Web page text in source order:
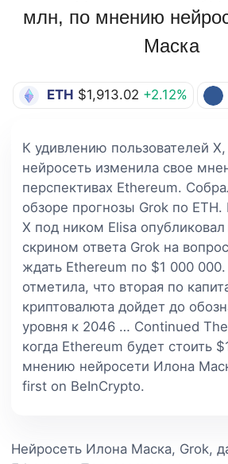
млн, по мнению
Маска
ETH $1,913.02 +2.12%
К удивлению пользователей X,
нейросеть изменила свое
перспективах Ethereum.
обзоре прогнозы Grok по ETH.
X под ником Elisa опубликовал
скрином ответа Grok на
ждать Ethereum по $1 000
отметила, что вторая по
криптовалюта дойдет до
уровня к 2046 … Continued
когда Ethereum будет стоить
мнению нейросети Илона
first on BeInCrypto.
Нейросеть Илона Маска, Grok,